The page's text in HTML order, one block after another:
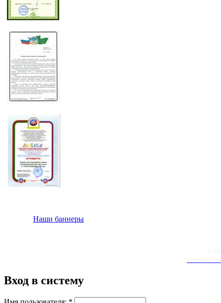
Наши баннеры
Вход в систему